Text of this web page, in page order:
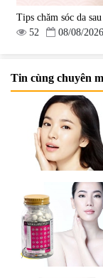
Tips chăm sóc da
52
08/08/2026
Tin cùng chuyên